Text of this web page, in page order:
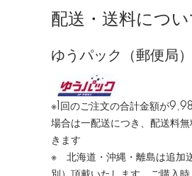
配送・送料につい
ゆうパック（郵便局）
※1回のご注文の合計金額が
場合は一配送につき、配送料
きます
※ 北海道・沖縄・離島は追加